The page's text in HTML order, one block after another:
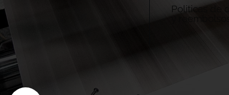
Politicas de